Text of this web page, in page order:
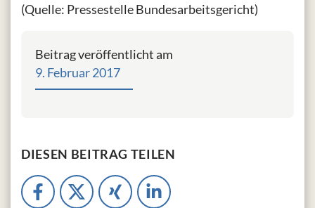
(Quelle: Pressestelle Bundesarbeitsgericht)
Beitrag veröffentlicht am
9. Februar 2017
DIESEN BEITRAG TEILEN